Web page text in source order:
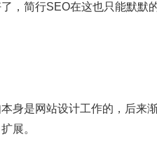
，简行SEO在这也只能默默
是网站设计工作的，后来
展。